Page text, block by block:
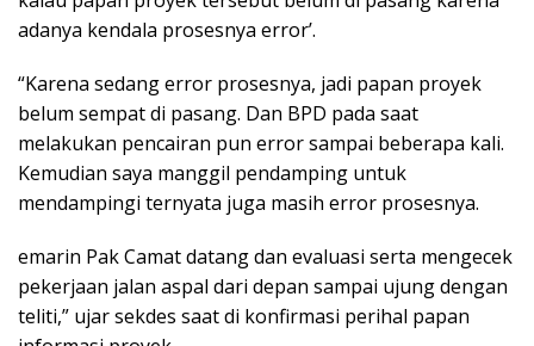
adanya kendala prosesnya error’.
“Karena sedang error prosesnya, jadi papan proyek
belum sempat di pasang. Dan BPD pada saat
melakukan pencairan pun error sampai beberapa kali.
Kemudian saya manggil pendamping untuk
mendampingi ternyata juga masih error prosesnya.
emarin Pak Camat datang dan evaluasi serta mengecek
pekerjaan jalan aspal dari depan sampai ujung dengan
teliti,” ujar sekdes saat di konfirmasi perihal papan